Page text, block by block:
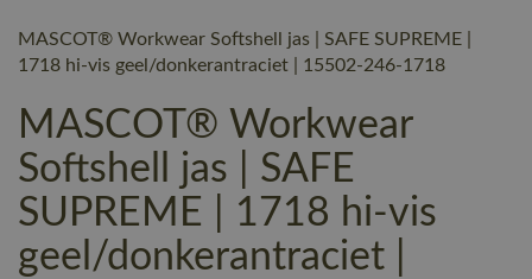
MASCOT® Workwear Softshell jas | SAFE SUPREME |
1718 hi-vis geel/donkerantraciet | 15502-246-1718
MASCOT® Workwear
Softshell jas | SAFE
SUPREME | 1718 hi-vis
geel/donkerantraciet |